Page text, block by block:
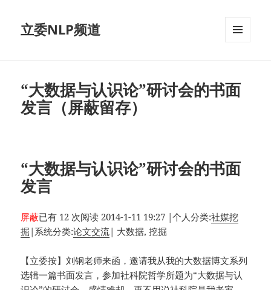
立委NLP频道
“大数据与认识论”研讨会的书面
发言（屏蔽留存）
“大数据与认识论”研讨会的书面
发言
屏蔽已有 12 次阅读 2014-1-11 19:27 |个人分类:社媒挖
掘 | 系统分类:论文交流| 大数据, 挖掘
【立委按】刘钢老师来函，邀请我从我的大数据博文系列
选辑一篇书面发言，参加社科院哲学所题为“大数据与认